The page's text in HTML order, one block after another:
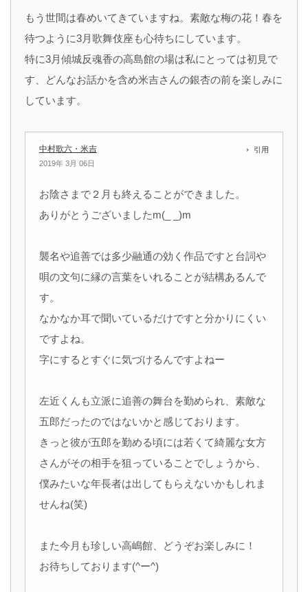
もう世間は春めいてきていますね。素敵な梅の花！春を
待つように3月歌舞伎座も心待ちにしています。
特に3月傾城反魂香の高島館の場は私にとっては初見で
す、どんなお話かを含め米吉さんの銀杏の前を楽しみに
しています。
中村歌六・米吉
2019年 3月 06日
引用
お陰さまで２月も終えることができました。
ありがとうございましたm(_ _)m
襲名や追善では多少融通の効く作品ですと台詞や
唄の文句に縁の言葉をいれることが結構あるんで
す。
なかなか耳で聞いているだけですと分かりにくい
ですよね。
字にするとすぐに気づけるんですよねー
左近くんも立派に追善の舞台を勤められ、素敵な
五郎だったのではないかと感じております。
きっと彼が五郎を勤める頃には若くて綺麗な女方
さんがその相手を狙っていることでしょうから、
僕みたいな年長者は出してもらえないかもしれま
せんね(笑)
また今月も珍しい高嶋館、どうぞお楽しみに！
お待ちしております(^ー^)